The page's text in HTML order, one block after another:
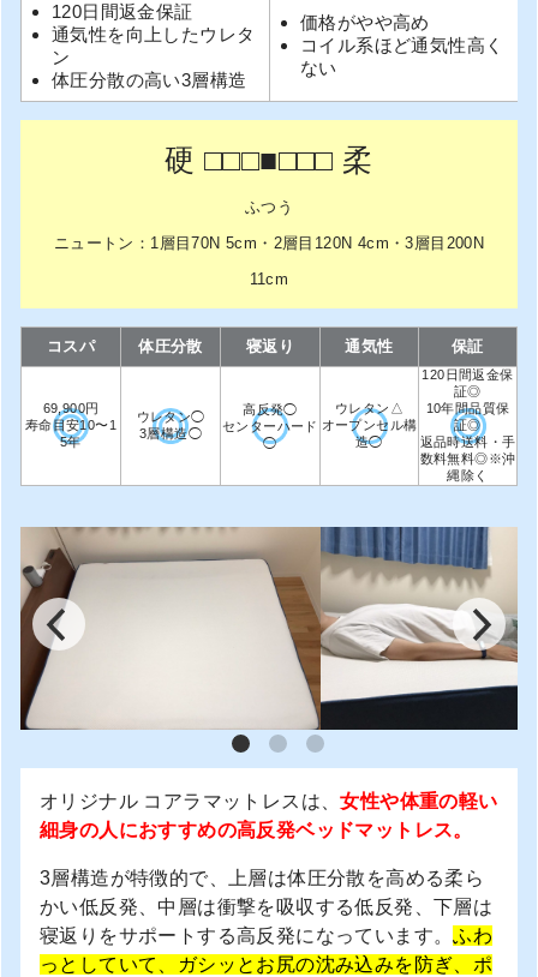
120日間返金保証
通気性を向上したウレタ
ン
体圧分散の高い3層構造
価格がやや高め
コイル系ほど通気性高く
ない
硬 □□□■□□□ 柔
ふつう
ニュートン：1層目70N 5cm・2層目120N 4cm・3層目200N
11cm
コスパ 体圧分散 寝返り 通気性 保証
69,900円
寿命目安10〜1
5年
ウレタン◯
3層構造◯
高反発◯
センターハード
◯
ウレタン△
オープンセル構
造◯
120日間返金保
証◎
10年間品質保
証◎
返品時送料・手
数料無料◎※沖
縄除く
オリジナル コアラマットレスは、女性や体重の軽い
細身の人におすすめの高反発ベッドマットレス。
3層構造が特徴的で、上層は体圧分散を高める柔ら
かい低反発、中層は衝撃を吸収する低反発、下層は
寝返りをサポートする高反発になっています。ふわ
っとしていて、ガシッとお尻の沈み込みを防ぎ、ポ